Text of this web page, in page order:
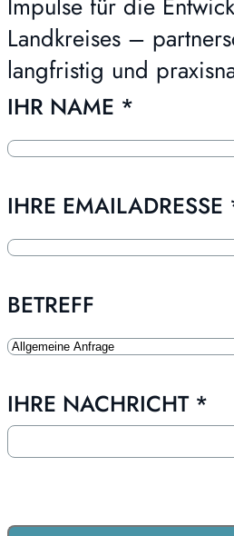
Impulse für die
Landkreises –
langfristig und
IHR NAME *
IHRE EMAILADRESSE
BETREFF
IHRE NACHRICHT *